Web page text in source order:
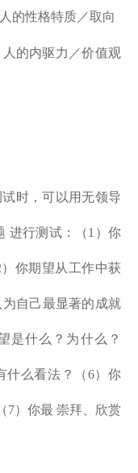
的性格特质／取向
人的内驱力／价值观
时，可以用无领导
进行测试：（1）你
你期望从工作中获
自己最显著的成就
是什么？为什么？
什么看法？（6）你
7）你最 崇拜、欣赏